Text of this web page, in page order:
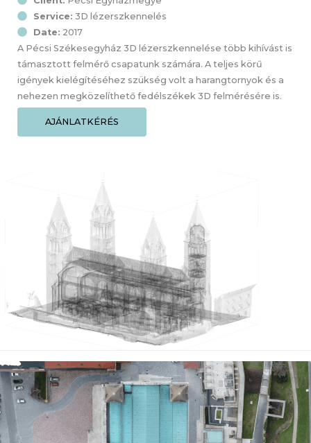
Service: 3D lézerszkennelés
Date: 2017
A Pécsi Székesegyház 3D lézerszkennelése több kihívást is
támasztott felmérő csapatunk számára. A teljes körű
igények kielégítéséhez szükség volt a harangtornyok és a
nehezen megközelíthető fedélszékek 3D felmérésére is.
AJÁNLATKÉRÉS